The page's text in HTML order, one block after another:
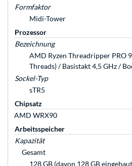
Formfaktor
Midi-Tower
Prozessor
Bezeichnung
AMD Ryzen Threadripper PRO
Threads) / Basistakt 4,5 GHz /
Sockel-Typ
sTR5
Chipsatz
AMD WRX90
Arbeitsspeicher
Kapazität
Gesamt
128 GB (davon 128 GB